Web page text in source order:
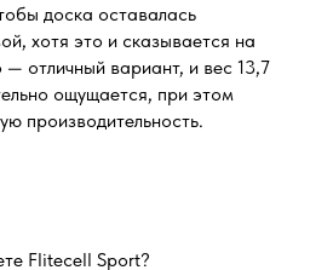
доска оставалась
хотя это и сказывается на
отличный вариант, и вес 13,7
ощущается, при этом
производительность.
Flitecell Sport?